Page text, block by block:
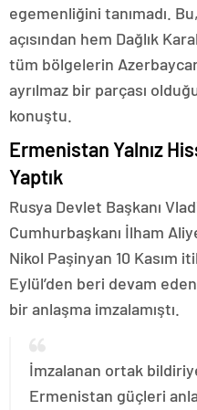
egemenliğini tanımadı.
açısından hem Dağlık
tüm bölgelerin
ayrılmaz bir parçası
konuştu.
Ermenistan Yalnız
Yaptık
Rusya Devlet Başkanı
Cumhurbaşkanı İlham
Nikol Paşinyan 10 Kasım
Eylül’den beri devam
bir anlaşma imzalamıştı.
İmzalanan ortak
Ermenistan güçleri